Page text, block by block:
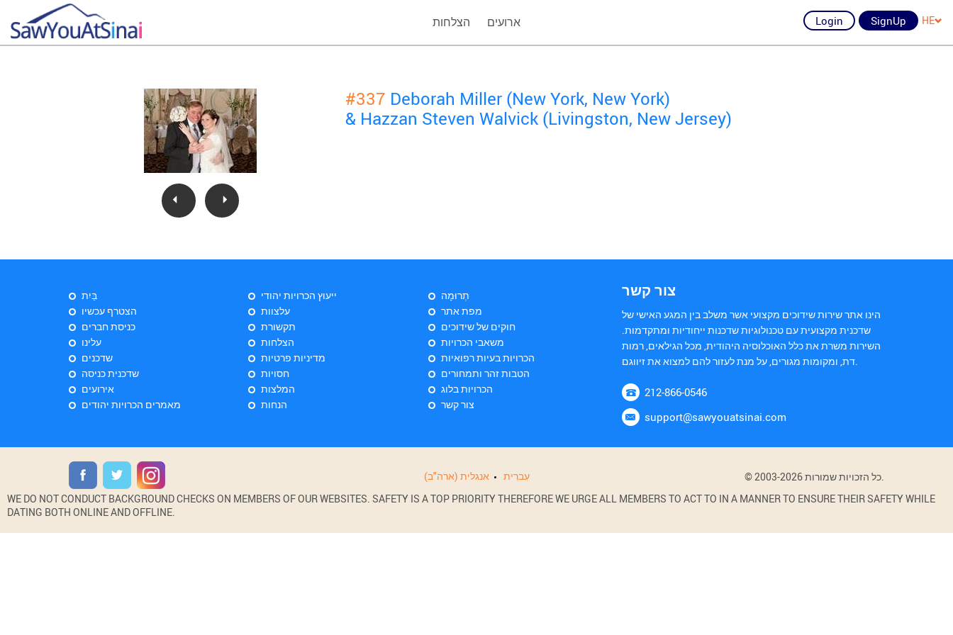
הצלחות ארועים Login SignUp HE
#337 Deborah Miller (New York, New York)
& Hazzan Steven Walvick (Livingston, New Jersey)
בַּיִת
הצטרף עכשיו
כניסת חברים
עלינו
שדכנים
שדכנית כניסה
אירועים
מאמרים הכרויות יהודים
ייעוץ הכרויות יהודי
עלצוות
תקשורת
הצלחות
מדיניות פרטיות
חסויות
המלצות
הנחות
תְרוּמָה
מפת אתר
חוקים של שידוכים
משאבי הכרויות
הכרויות בעיות רפואיות
הטבות זהר ותמחורים
הכרויות בלוג
צור קשר
צור קשר
הינו אתר שירות שידוכים מקצועי אשר משלב בין המגע האישי של
שדכנית מקצועית עם טכנולוגיות שדכנות ייחודיות ומתקדמות.
השירות משרת את כלל האוכלוסיה היהודית, מכל הגילאים, רמות
דת, ומקומות מגורים, על מנת לעזור להם למצוא את זיווגם.
212-866-0546
support@sawyouatsinai.com
אנגלית (ארה"ב) עִברִית
© 2003-2026 כל הזכויות שמורות.
WE DO NOT CONDUCT BACKGROUND CHECKS ON MEMBERS OF OUR WEBSITES. SAFETY IS A TOP PRIORITY THEREFORE WE URGE ALL MEMBERS TO ACT TO IN A MANNER TO ENSURE THEIR SAFETY WHILE
DATING BOTH ONLINE AND OFFLINE.